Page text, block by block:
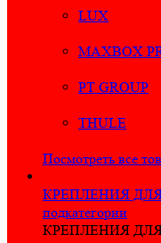
LUX
MAXBOX
PT GROUP
THULE
Посмотреть все
КРЕПЛЕНИЯ
подкатегории
КРЕПЛЕНИЯ